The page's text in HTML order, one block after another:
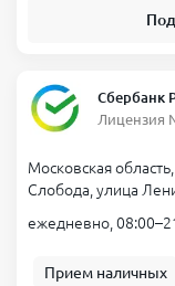
Сбербанк
Лицензия
Московская
Слобода, улица
ежедневно,
Прием наличных